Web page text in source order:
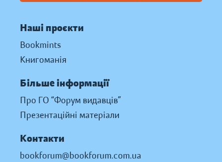
Наші проєкти
Bookmints
Книгоманія
Більше інформації
Про ГО “Форум видавців”
Презентаційні матеріали
Контакти
bookforum@bookforum.com.ua